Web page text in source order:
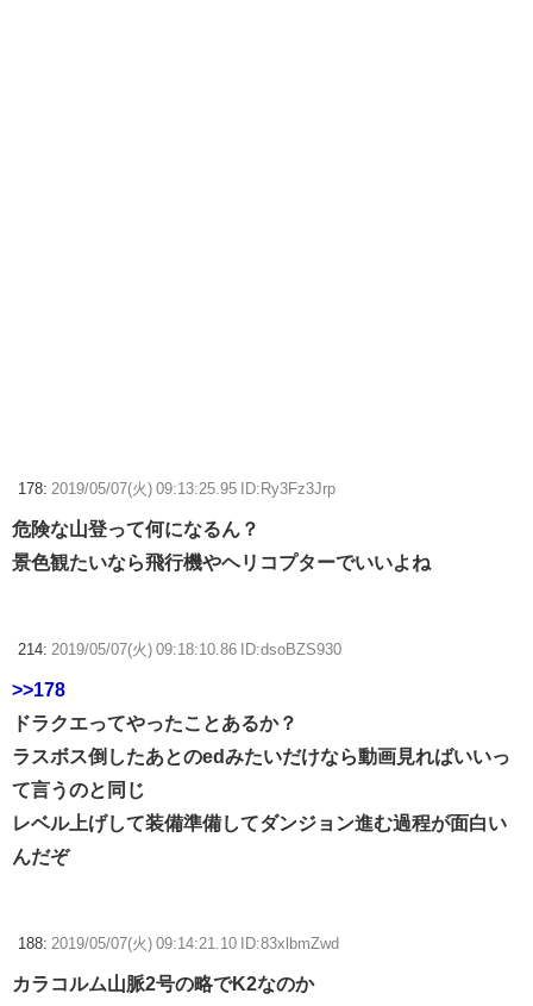
178: 2019/05/07(火) 09:13:25.95 ID:Ry3Fz3Jrp
危険な山登って何になるん？
景色観たいなら飛行機やヘリコプターでいいよね
214: 2019/05/07(火) 09:18:10.86 ID:dsoBZS930
>>178
ドラクエってやったことあるか？
ラスボス倒したあとのedみたいだけなら動画見ればいいっ
て言うのと同じ
レベル上げして装備準備してダンジョン進む過程が面白い
んだぞ
188: 2019/05/07(火) 09:14:21.10 ID:83xlbmZwd
カラコルム山脈2号の略でK2なのか